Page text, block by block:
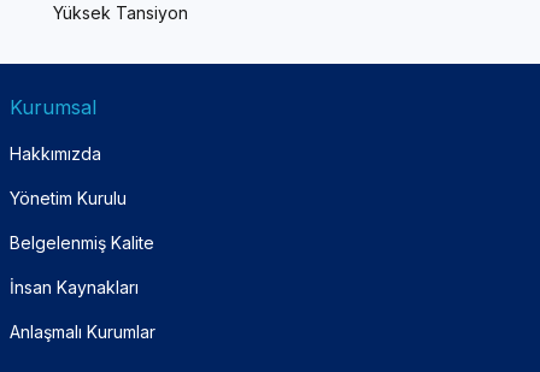
Yüksek Tansiyon
Kurumsal
Hakkımızda
Yönetim Kurulu
Belgelenmiş Kalite
İnsan Kaynakları
Anlaşmalı Kurumlar